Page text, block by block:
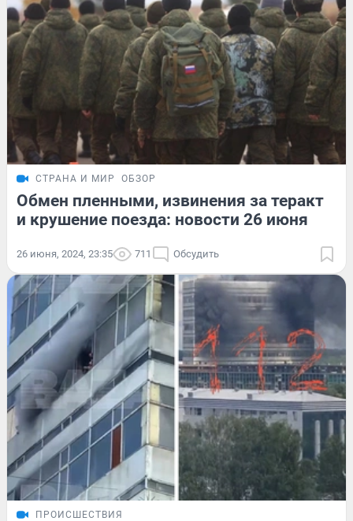
СТРАНА И МИР ОБЗОР
Обмен пленными, извинения за теракт
и крушение поезда: новости 26 июня
26 июня, 2024, 23:35 711 Обсудить
ПРОИСШЕСТВИЯ